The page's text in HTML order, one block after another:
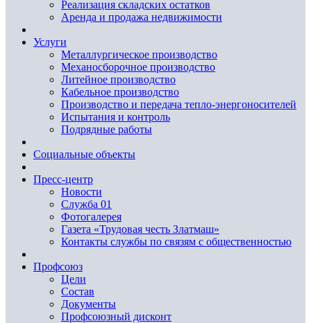
Реализация складских остатков
Аренда и продажа недвижимости
Услуги
Металлургическое производство
Механосборочное производство
Литейное производство
Кабельное производство
Производство и передача тепло-энергоносителей
Испытания и контроль
Подрядные работы
Социальные объекты
Пресс-центр
Новости
Служба 01
Фотогалерея
Газета «Трудовая честь Златмаш»
Контакты службы по связям с общественностью
Профсоюз
Цели
Состав
Документы
Профсоюзный дисконт